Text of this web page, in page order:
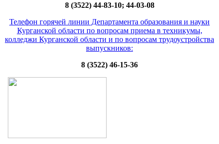
8 (3522) 44-83-10; 44-03-08
Телефон горячей линии Департамента образования и науки
Курганской области по вопросам приема в техникумы,
колледжи Курганской области и по вопросам трудоустройства
выпускников:
8 (3522) 46-15-36